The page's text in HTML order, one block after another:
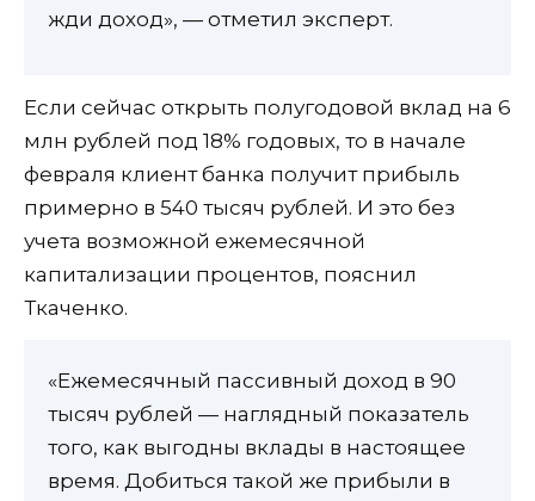
жди доход», — отметил эксперт.
Если сейчас открыть полугодовой вклад на 6
млн рублей под 18% годовых, то в начале
февраля клиент банка получит прибыль
примерно в 540 тысяч рублей. И это без
учета возможной ежемесячной
капитализации процентов, пояснил
Ткаченко.
«Ежемесячный пассивный доход в 90
тысяч рублей — наглядный показатель
того, как выгодны вклады в настоящее
время. Добиться такой же прибыли в